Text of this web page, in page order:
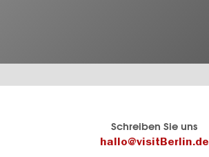
Schreiben Sie uns
hallo@visitBerlin.de